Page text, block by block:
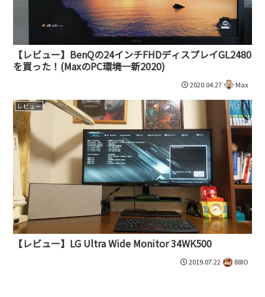
【レビュー】BenQの24インチFHDディスプレイGL2480
を買った！(MaxのPC環境一新2020)
2020.04.27 Max
レビュー
【レビュー】LG Ultra Wide Monitor 34WK500
2019.07.22 88IO